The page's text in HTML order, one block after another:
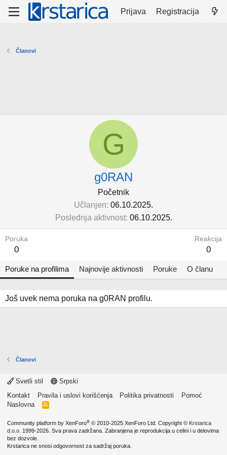
Prijava Registracija
Članovi
G
g0RAN
Početnik
Učlanjen 06.10.2025.
Poslednja aktivnost 06.10.2025.
Poruka
0
Reakcija
0
Poruke na profilima Najnovije aktivnosti Poruke O članu
Još uvek nema poruka na g0RAN profilu.
Članovi
Svetli stil
Srpski
Kontakt
Pravila i uslovi korišćenja Politika privatnosti
Pomoć
Naslovna
R
Community platform by XenForo® © 2010-2025 XenForo Ltd. Copyright © Krstarica
d.o.o. 1999-2026. Sva prava zadržana. Zabranjena je reprodukcija u celini i u delovima
bez dozvole.
Krstarica ne snosi odgovornost za sadržaj poruka.